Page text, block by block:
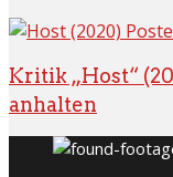
Kritik „Host“
anhalten